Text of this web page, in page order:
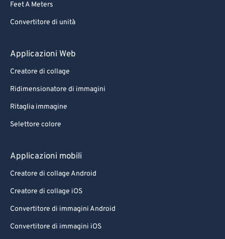
Feet A Meters
Convertitore di unità
Applicazioni Web
Creatore di collage
Ridimensionatore di immagini
Ritaglia immagine
Selettore colore
Applicazioni mobili
Creatore di collage Android
Creatore di collage iOS
Convertitore di immagini Android
Convertitore di immagini iOS